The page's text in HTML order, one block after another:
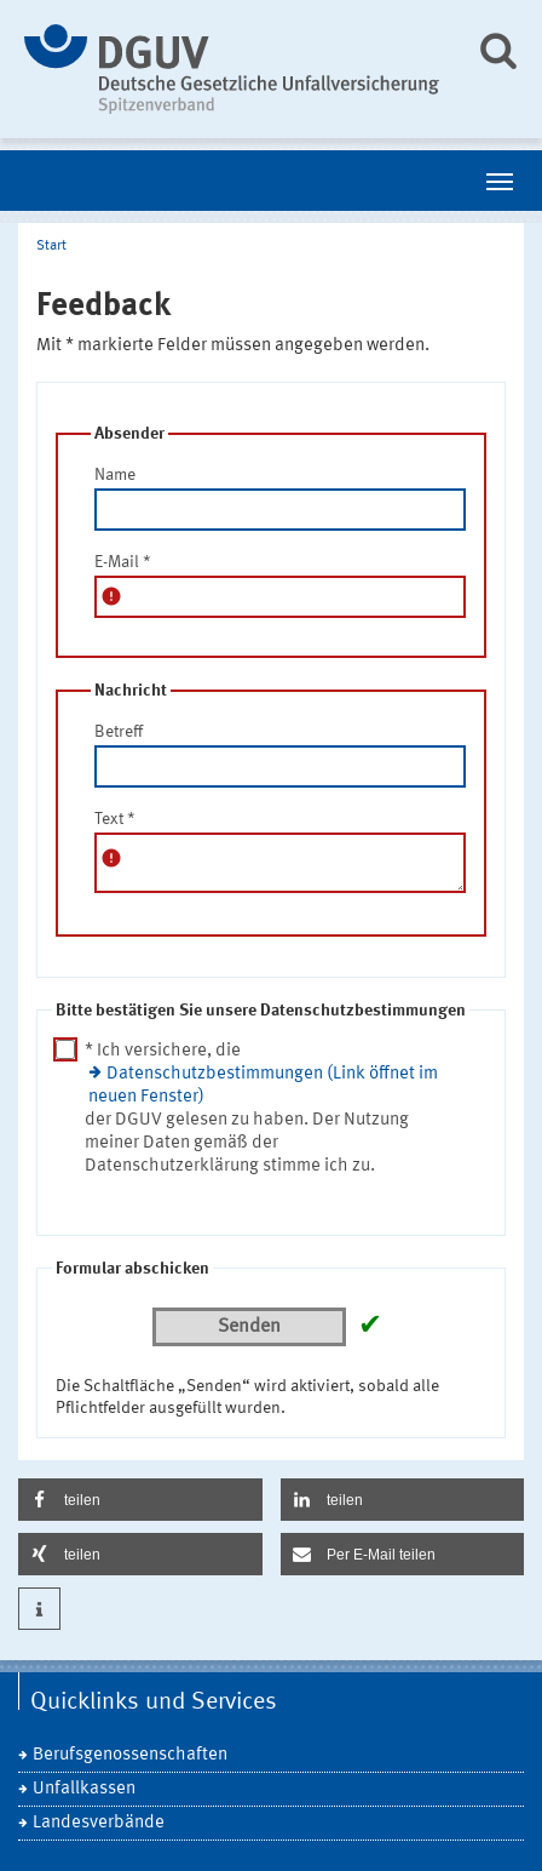
Start
Feedback
Mit * markierte Felder müssen angegeben werden.
Absender
Name
E-Mail *
error
Nachricht
Betreff
Text *
error
Bitte bestätigen Sie unsere Datenschutzbestimmungen
* Ich versichere, die
Datenschutzbestimmungen (Link öffnet im
neuen Fenster)
der DGUV gelesen zu haben. Der Nutzung
meiner Daten gemäß der
Datenschutzerklärung stimme ich zu.
Formular abschicken
Senden ✔
Die Schaltfläche „Senden“ wird aktiviert, sobald alle
Pflichtfelder ausgefüllt wurden.
teilen teilen
teilen Per E-Mail teilen
Quicklinks und Services
Berufsgenossenschaften
Unfallkassen
Landesverbände